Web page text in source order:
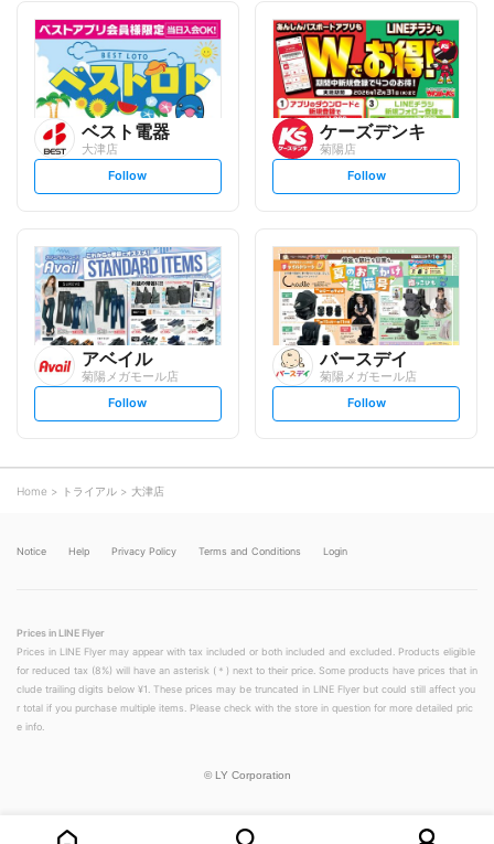
l
o
w
l
o
w
ベスト電器
大津店
s
t
l
o
w
Follow
ケーズデンキ
菊陽店
s
t
l
o
w
Follow
アベイル
菊陽メガモール店
s
t
o
w
Follow
バースデイ
菊陽メガモール店
s
t
Follow
Home トライアル 大津店
Notice Help Privacy Policy Terms and Conditions Login
Prices in LINE Flyer
Prices in LINE Flyer may appear with tax included or both included and excluded. Products eligible
for reduced tax (8%) will have an asterisk (＊) next to their price. Some products have prices that in
clude trailing digits below ¥1. These prices may be truncated in LINE Flyer but could still affect you
r total if you purchase multiple items. Please check with the store in question for more detailed pric
e info.
© LY Corporation